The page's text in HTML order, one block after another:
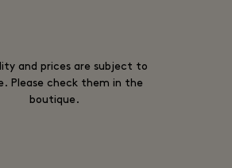
and prices are subject to
Please check them in the
boutique.